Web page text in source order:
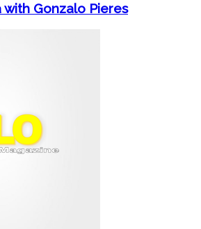
with Gonzalo Pieres